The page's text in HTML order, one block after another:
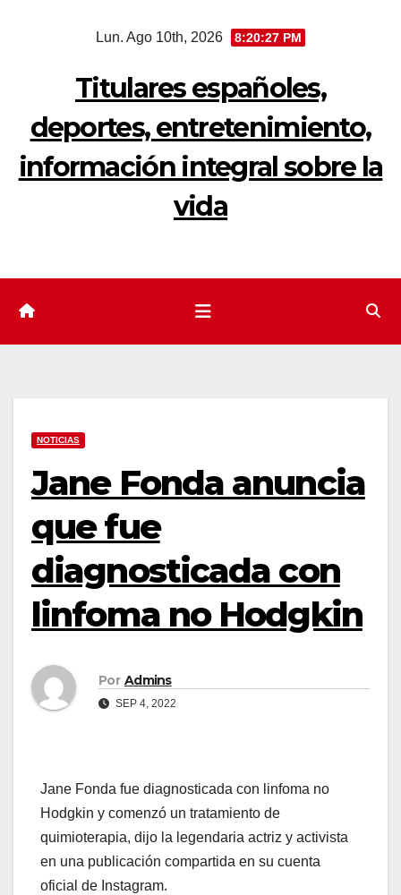
Lun. Ago 10th, 2026 8:20:27 PM
Titulares españoles,
deportes, entretenimiento,
información integral sobre la
vida
NOTICIAS
Jane Fonda anuncia
que fue
diagnosticada con
linfoma no Hodgkin
Por Admins
SEP 4, 2022
Jane Fonda fue diagnosticada con linfoma no
Hodgkin y comenzó un tratamiento de
quimioterapia, dijo la legendaria actriz y activista
en una publicación compartida en su cuenta
oficial de Instagram.